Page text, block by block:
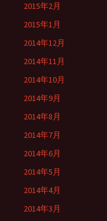
2015年2月
2015年1月
2014年12月
2014年11月
2014年10月
2014年9月
2014年8月
2014年7月
2014年6月
2014年5月
2014年4月
2014年3月